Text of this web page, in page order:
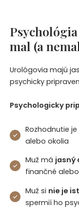
mal (a
Urológovia majú
psychicky
Psychologicky
Rozhodnutie je
alebo okolia
Muž má jasný
finančné
Muž si nie je
spermií ho